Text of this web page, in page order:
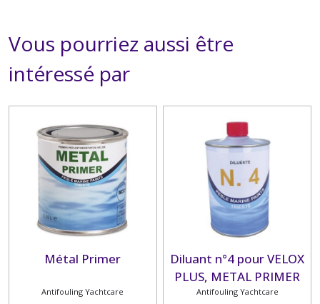
Vous pourriez aussi être
intéressé par
Métal Primer
Antifouling Yachtcare
Diluant n°4 pour VELOX
PLUS, METAL PRIMER
Antifouling Yachtcare